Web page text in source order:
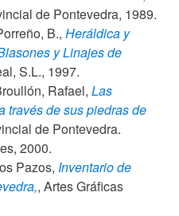
de Pontevedra, 1989.
B., Heráldica y
y Linajes de
S.L., 1997.
Rafael, Las
través de sus piedras de
de Pontevedra.
2000.
Pazos, Inventario de
, Artes Gráficas